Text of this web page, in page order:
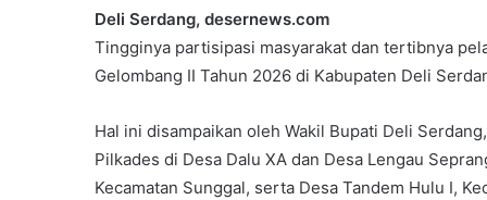
a
i
Deli Serdang, desernews.com
Tingginya partisipasi masyarakat dan tertibnya
Gelombang II Tahun 2026 di Kabupaten Deli
Hal ini disampaikan oleh Wakil Bupati Deli
Pilkades di Desa Dalu XA dan Desa Lengau
Kecamatan Sunggal, serta Desa Tandem Hulu I,